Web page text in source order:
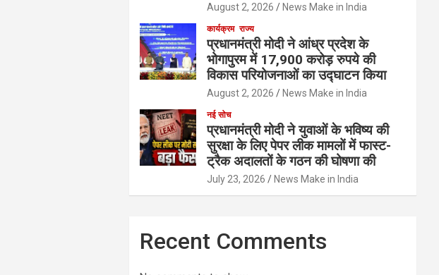
August 2, 2026 News Make in India
कार्यक्रम राज्य
प्रधानमंत्री मोदी ने आंध्र प्रदेश के
भोगापुरम में 17,900 करोड़ रुपये की
विकास परियोजनाओं का उद्घाटन किया
August 2, 2026 News Make in India
नई सोच
प्रधानमंत्री मोदी ने युवाओं के भविष्य की
सुरक्षा के लिए पेपर लीक मामलों में फास्ट-
ट्रैक अदालतों के गठन की घोषणा की
July 23, 2026 News Make in India
Recent Comments